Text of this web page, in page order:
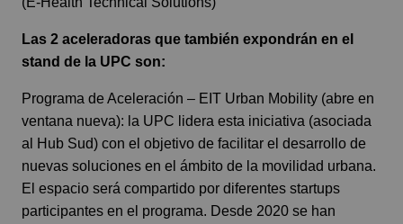
Las 2 aceleradoras que también expondrán en el
stand de la UPC son:
Programa de Aceleración – EIT Urban Mobility (abre en
ventana nueva): la UPC lidera esta iniciativa (asociada
al Hub Sud) con el objetivo de facilitar el desarrollo de
nuevas soluciones en el ámbito de la movilidad urbana.
El espacio será compartido por diferentes startups
participantes en el programa. Desde 2020 se han